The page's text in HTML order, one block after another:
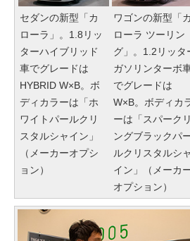
セダンの新型「カ
ローラ」。1.8リッ
ターハイブリッド
車でグレードは
HYBRID W×B。ボ
ディカラーは「ホ
ワイトパールクリ
スタルシャイン」
（メーカーオプシ
ョン）
ワゴンの新型「カ
ローラ ツーリン
グ」。1.2リッタ
ガソリンターボ
でグレードは
W×B。ボディカ
ーは「スパークリ
ングブラックパ
ルクリスタルシャ
イン」（メーカ
オプション）